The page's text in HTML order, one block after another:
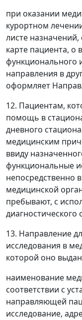
при оказании
курортном
листе
карте пациента, о
функционального
направления в
оформляет
12. Пациентам,
помощь в
дневного
медицинским
ввиду
функциональные
непосредственно
медицинской
пребывают, с
диагностического
13. Направление
исследования в
которой оно
наименование
соответствии с
направляющей
исследование,